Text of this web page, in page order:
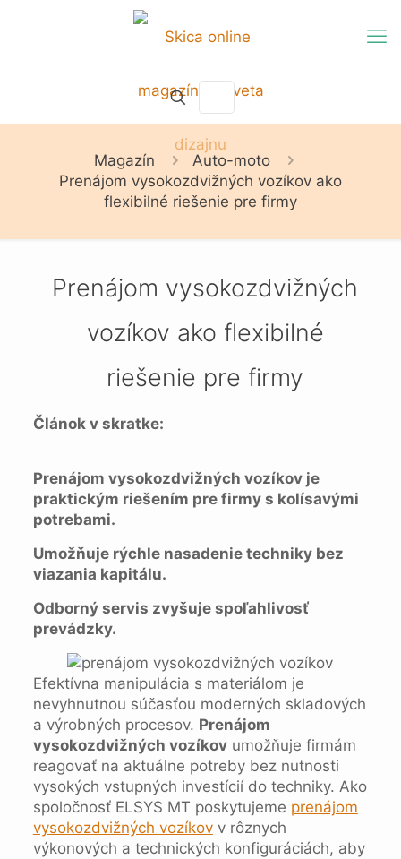
Magazín
Auto-moto
Prenájom vysokozdvižných vozíkov ako
flexibilné riešenie pre firmy
Prenájom vysokozdvižných
vozíkov ako flexibilné
riešenie pre firmy
Článok v skratke:
Prenájom vysokozdvižných vozíkov je
praktickým riešením pre firmy s kolísavými
potrebami.
Umožňuje rýchle nasadenie techniky bez
viazania kapitálu.
Odborný servis zvyšuje spoľahlivosť
prevádzky.
Efektívna manipulácia s materiálom je
nevyhnutnou súčasťou moderných skladových
a výrobných procesov. Prenájom
vysokozdvižných vozíkovumožňuje firmám
reagovať na aktuálne potreby bez nutnosti
vysokých vstupných investícií do techniky. Ako
spoločnosť ELSYS MT poskytujeme prenájom
vysokozdvižných vozíkovv rôznych
výkonových a technických konfiguráciách, aby